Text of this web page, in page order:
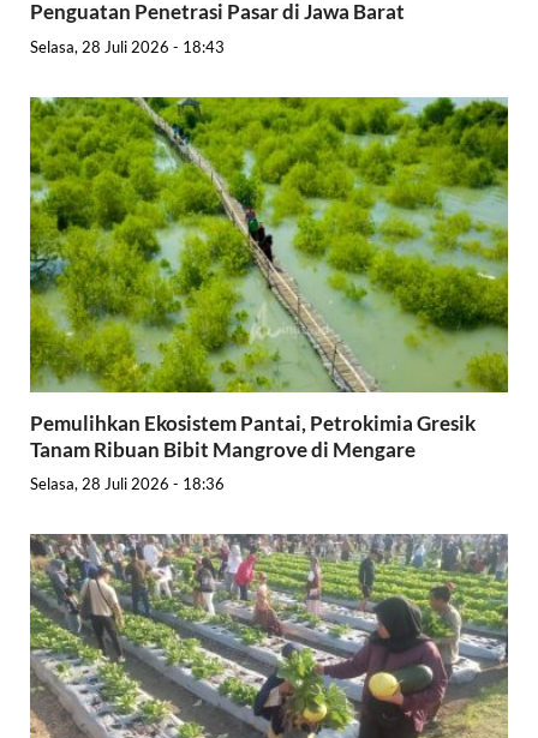
Penguatan Penetrasi Pasar di Jawa Barat
Selasa, 28 Juli 2026 - 18:43
Pemulihkan Ekosistem Pantai, Petrokimia Gresik
Tanam Ribuan Bibit Mangrove di Mengare
Selasa, 28 Juli 2026 - 18:36